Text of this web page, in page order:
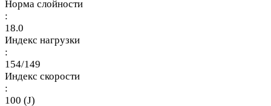
Норма слойности
:
18.0
Индекс нагрузки
:
154/149
Индекс скорости
:
100 (J)